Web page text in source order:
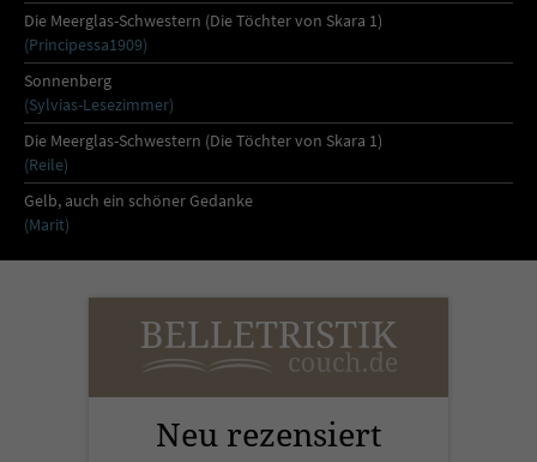
Die Meerglas-Schwestern (Die Töchter von Skara 1)
(Principessa1909)
Sonnenberg
(Sylvias-Lesezimmer)
Die Meerglas-Schwestern (Die Töchter von Skara 1)
(Reile)
Gelb, auch ein schöner Gedanke
(Marit)
Neu rezensiert
Anbieter Literatur-Couch Medien GmbH & Co. KG
Laufzeit Session
Zweck
Dieses Cookie gewährleistet die
Kommunikation der Webseite mit dem
Sicherheitscode des Kontaktformulars zu